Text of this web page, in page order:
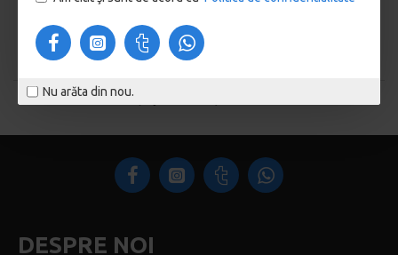
Nu arăta din nou.
Cumpără acum
Pune o întrebare
Ați ajuns la sfârșitul listei.
DESPRE NOI